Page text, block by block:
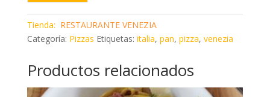
Tienda: RESTAURANTE VENEZIA
Categoría: Pizzas Etiquetas: italia, pan, pizza, venezia
Productos relacionados